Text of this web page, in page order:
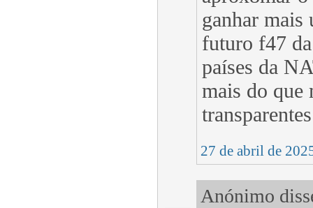
ganhar mais
futuro f47
países da
mais do que
27 de abril de
Anónimo